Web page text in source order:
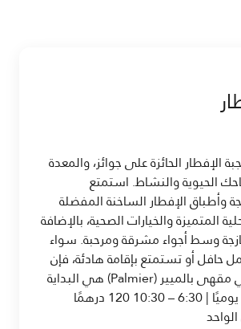
الحائزة على جوائز، والمعدة
الحيوية والنشاط. استمتع
وأطباق الإفطار الساخنة المفضلة
المتميزة والخيارات الصحية، بالإضافة
وسط أجواء مشرقة ومرحبة. سواء
حافل أو تستمتع بإقامة هادئة، فإن
وجبة الإفطار في مقهى بالميير (Palmier) هي البداية
المثالية ليومك. يوميًا | 6:30 – 10:30 120 درهمًا